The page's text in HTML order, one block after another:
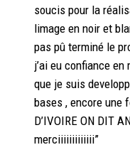
soucis pour la
limage en noir et
pas pû terminé le
j’ai eu confiance
que je suis
bases , encore une
D’IVOIRE ON DIT
merciiiiiiiiiiiii”